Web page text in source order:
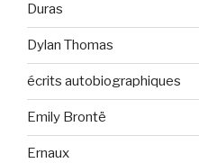
Duras
Dylan Thomas
écrits autobiographiques
Emily Brontë
Ernaux